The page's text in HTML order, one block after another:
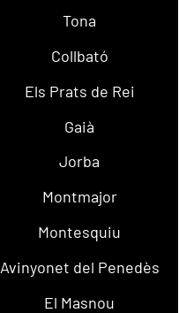
Tona
Collbató
Els Prats de Rei
Gaià
Jorba
Montmajor
Montesquiu
Avinyonet del Penedès
El Masnou